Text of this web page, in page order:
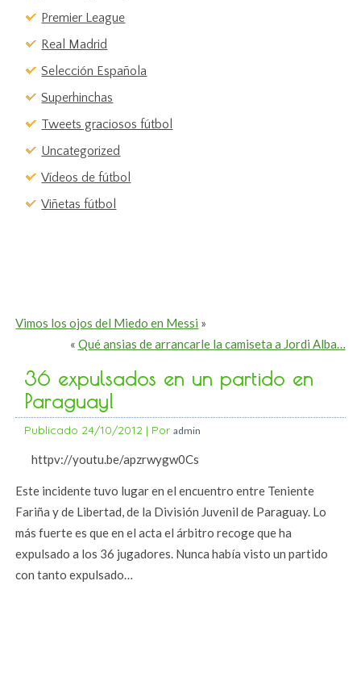
Premier League
Real Madrid
Selección Española
Superhinchas
Tweets graciosos fútbol
Uncategorized
Vídeos de fútbol
Viñetas fútbol
Vimos los ojos del Miedo en Messi »
« Qué ansias de arrancarle la camiseta a Jordi Alba…
36 expulsados en un partido en
Paraguay!
Publicado 24/10/2012 | Por admin
httpv://youtu.be/apzrwygw0Cs
Este incidente tuvo lugar en el encuentro entre Teniente
Fariña y de Libertad, de la División Juvenil de Paraguay. Lo
más fuerte es que en el acta el árbitro recoge que ha
expulsado a los 36 jugadores. Nunca había visto un partido
con tanto expulsado…